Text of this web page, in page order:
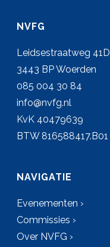
NVFG
Leidsestraatweg 41D
3443 BP Woerden
085 004 30 84
info@nvfg.nl
KvK 40479639
BTW 816588417.B01
NAVIGATIE
Evenementen ›
Commissies ›
Over NVFG ›